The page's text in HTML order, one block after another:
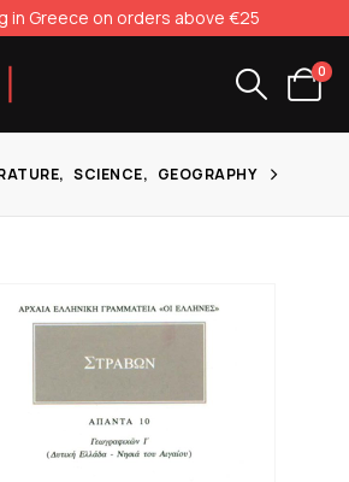
in Greece on orders above €25
0
, SCIENCE, GEOGRAPHY